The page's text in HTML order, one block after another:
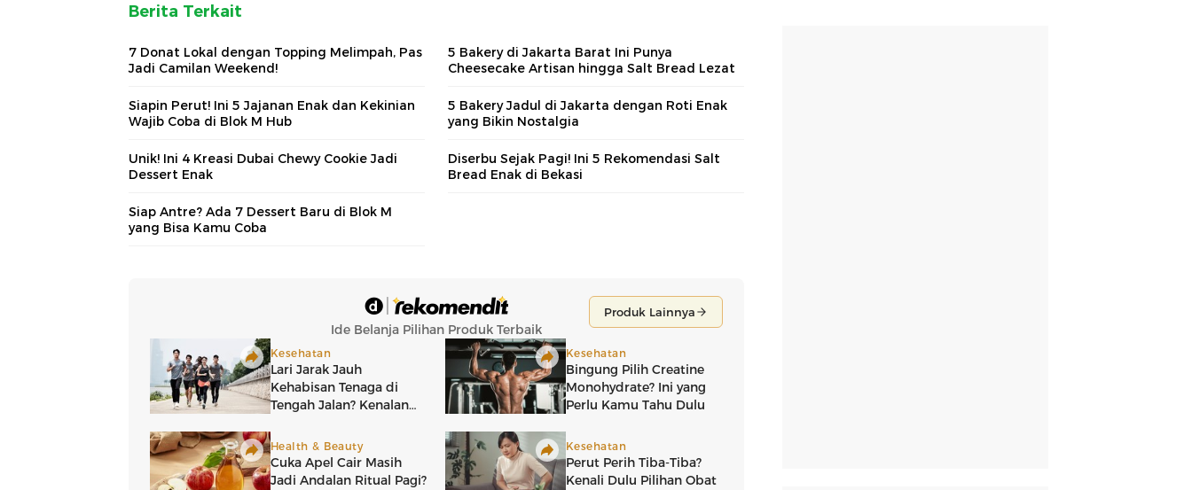
Berita Terkait
7 Donat Lokal dengan Topping Melimpah, Pas
Jadi Camilan Weekend!
5 Bakery di Jakarta Barat Ini Punya
Cheesecake Artisan hingga Salt Bread Lezat
Siapin Perut! Ini 5 Jajanan Enak dan Kekinian
Wajib Coba di Blok M Hub
5 Bakery Jadul di Jakarta dengan Roti Enak
yang Bikin Nostalgia
Unik! Ini 4 Kreasi Dubai Chewy Cookie Jadi
Dessert Enak
Diserbu Sejak Pagi! Ini 5 Rekomendasi Salt
Bread Enak di Bekasi
Siap Antre? Ada 7 Dessert Baru di Blok M
yang Bisa Kamu Coba